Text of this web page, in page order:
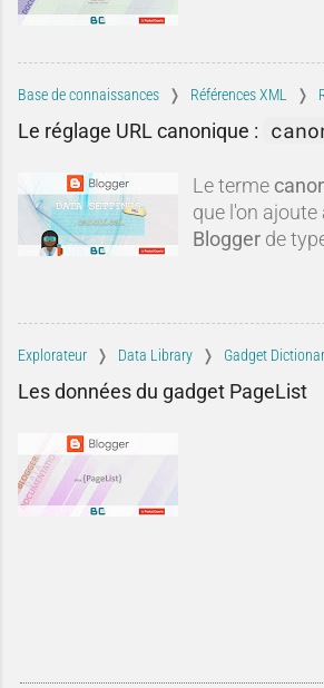
dans leur
réellement
une autre
cette tribune,
examiner les
fréquen
Base de connaissances Références XML
Le réglage URL canonique :
Le terme
que l'on ajoute
Blogger de
Explorateur Data Library Gadget
Les données du gadget PageList